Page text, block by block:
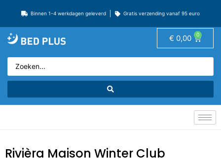
Binnen 1-4 werkdagen geleverd Gratis verzending vanaf 95 euro
€ 0,00 0
Rivièra Maison Winter Club